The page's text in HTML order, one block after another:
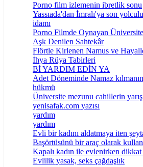
Porno film izlemenin ibretlik sonu
Yassıada'dan İmralı'ya son
idamı
Porno Filmde Oynayan
Aşk Denilen Sahtekâr
Flörtle Kirlenen Namus ve
İhya Rüya Tabirleri
Bİ YARDIM EDİN YA
Adet Döneminde Namaz
hükmü
Üniversite mezunu cahillerin
yenisafak.com yazısı
yardım
yardım
Evli bir kadını aldatmaya iten
Başörtüsünü bir araç olarak
Kapalı kadın ile evlenirken
Evlilik yasak, seks çağdaşlık